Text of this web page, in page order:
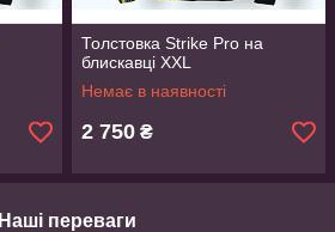
Толстовка Strike Pro на
блискавці XXL
Немає в наявності
2 750 ₴
Наші переваги